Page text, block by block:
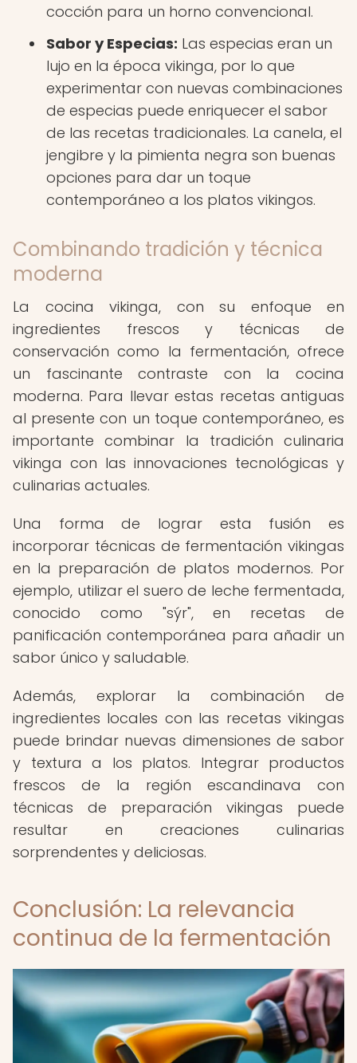
cocción para un horno convencional.
Sabor y Especias: Las especias eran un
lujo en la época vikinga, por lo que
experimentar con nuevas combinaciones
de especias puede enriquecer el sabor
de las recetas tradicionales. La canela, el
jengibre y la pimienta negra son buenas
opciones para dar un toque
contemporáneo a los platos vikingos.
Combinando tradición y técnica
moderna
La cocina vikinga, con su enfoque en
ingredientes frescos y técnicas de
conservación como la fermentación, ofrece
un fascinante contraste con la cocina
moderna. Para llevar estas recetas antiguas
al presente con un toque contemporáneo, es
importante combinar la tradición culinaria
vikinga con las innovaciones tecnológicas y
culinarias actuales.
Una forma de lograr esta fusión es
incorporar técnicas de fermentación vikingas
en la preparación de platos modernos. Por
ejemplo, utilizar el suero de leche fermentada,
conocido como "sýr", en recetas de
panificación contemporánea para añadir un
sabor único y saludable.
Además, explorar la combinación de
ingredientes locales con las recetas vikingas
puede brindar nuevas dimensiones de sabor
y textura a los platos. Integrar productos
frescos de la región escandinava con
técnicas de preparación vikingas puede
resultar en creaciones culinarias
sorprendentes y deliciosas.
Conclusión: La relevancia
continua de la fermentación